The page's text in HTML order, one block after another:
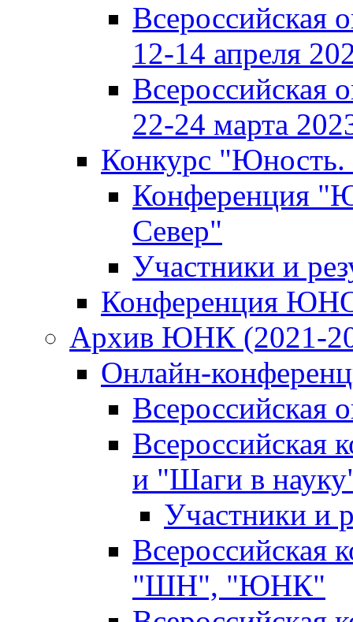
Всероссийская
12-14 апреля
Всероссийская
22-24 марта
Конкурс "Юность.
Конференция
Север"
Участники и
Конференция
Архив ЮНК (2021-
Онлайн-
Всероссийская
и "Шаги в
Участники и
"ШН", "ЮНК"